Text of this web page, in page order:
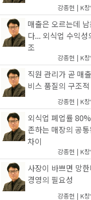
강종헌 | K
매출은 오르는데
다... 외식업 수익성
조
강종헌 | K
직원 관리가 곧 매
비스 품질의 구조
강종헌 | K
외식업 폐업률
존하는 매장의 공
차이
강종헌 | K
사장이 바쁘면 망
경영의 필요성
강종헌 | K